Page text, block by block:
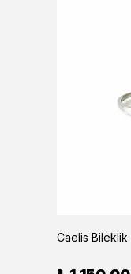
Caelis Bileklik